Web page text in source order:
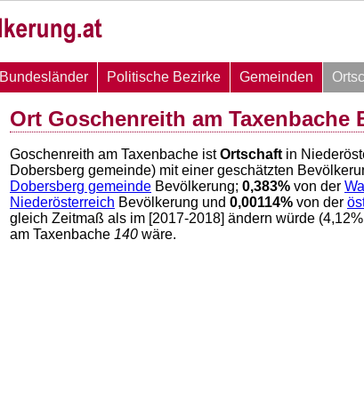
Bundesländer Politische Bezirke Gemeinden
Ort Goschenreith am Taxenbache
Goschenreith am Taxenbache istOrtschaft in
Dobersberg gemeinde) mit einer geschätzten
Dobersberg gemeinde Bevölkerung; 0,383% von der
Niederösterreich Bevölkerung und 0,00114% von der
gleich Zeitmaß als im [2017-2018] ändern würde (4,12
am Taxenbache 140 wäre.